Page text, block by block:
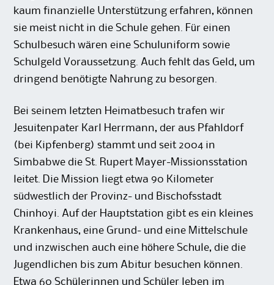
kaum finanzielle Unterstützung erfahren, können
sie meist nicht in die Schule gehen. Für einen
Schulbesuch wären eine Schuluniform sowie
Schulgeld Voraussetzung. Auch fehlt das Geld, um
dringend benötigte Nahrung zu besorgen.
Bei seinem letzten Heimatbesuch trafen wir
Jesuitenpater Karl Herrmann, der aus Pfahldorf
(bei Kipfenberg) stammt und seit 2004 in
Simbabwe die St. Rupert Mayer-Missionsstation
leitet. Die Mission liegt etwa 90 Kilometer
südwestlich der Provinz- und Bischofsstadt
Chinhoyi. Auf der Hauptstation gibt es ein kleines
Krankenhaus, eine Grund- und eine Mittelschule
und inzwischen auch eine höhere Schule, die die
Jugendlichen bis zum Abitur besuchen können.
Etwa 60 Schülerinnen und Schüler leben im